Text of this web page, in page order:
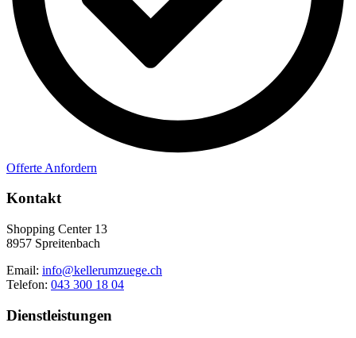
Offerte Anfordern
Kontakt
Shopping Center 13
8957 Spreitenbach
Email: info@kellerumzuege.ch
Telefon: 043 300 18 04
Dienstleistungen